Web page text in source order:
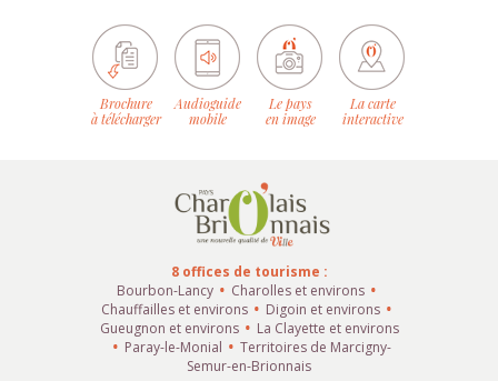
Brochure
à télécharger
Audioguide
mobile
Le pays
en image
La carte
interactive
8 offices de tourisme :
Bourbon-Lancy
Charolles et environs
Chauffailles et environs
Digoin et environs
Gueugnon et environs
La Clayette et environs
Paray-le-Monial
Territoires de Marcigny-
Semur-en-Brionnais